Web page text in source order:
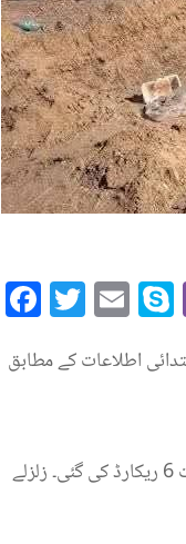
اطلاعات کے مطابق
افغان میڈیا طلوع نیوز کے مطابق زلزلے کا مرکز جلال آباد شہر میں 8 کلو میٹر زیرِ زمین تھا، جس کی شدت 6 ریکارڈ کی گئی۔ زلزلے